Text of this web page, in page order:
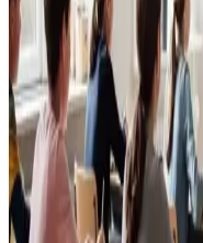
Erhvervsventilation
Kontorer, klinikker,
Kerteminde. Godt
Læs mere